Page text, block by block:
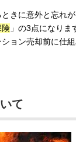
きに意外と忘れ
険 」の3点になり
ョン売却前に仕
て